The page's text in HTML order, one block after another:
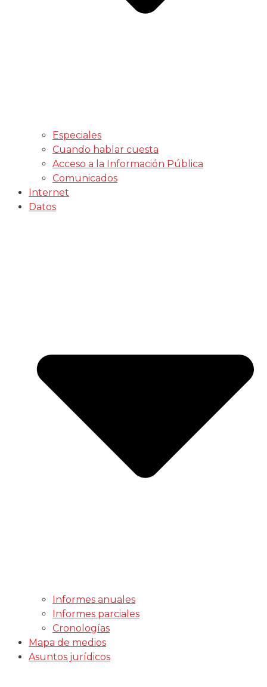
Especiales
Cuando hablar cuesta
Acceso a la Información Pública
Comunicados
Internet
Datos
Informes anuales
Informes parciales
Cronologías
Mapa de medios
Asuntos jurídicos